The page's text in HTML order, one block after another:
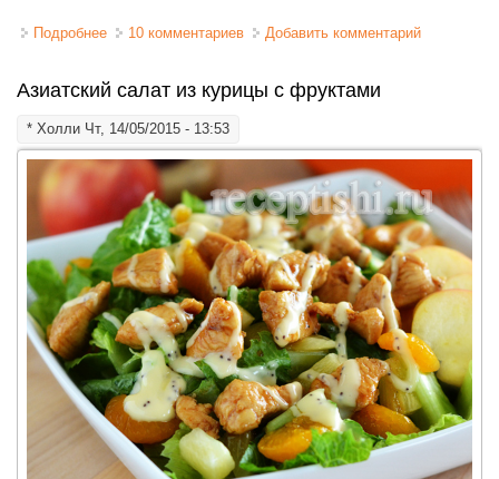
Подробнее о Салат Мимоза с рисом
10 комментариев Добавить комментарий
Азиатский салат из курицы с фруктами
* Холли Чт, 14/05/2015 - 13:53